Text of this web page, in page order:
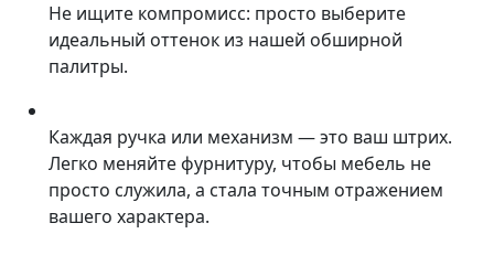
Не ищите компромисс: просто выберите
идеальный оттенок из нашей обширной
палитры.
Каждая ручка или механизм — это ваш штрих.
Легко меняйте фурнитуру, чтобы мебель не
просто служила, а стала точным отражением
вашего характера.